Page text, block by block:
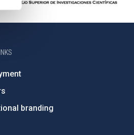
branding